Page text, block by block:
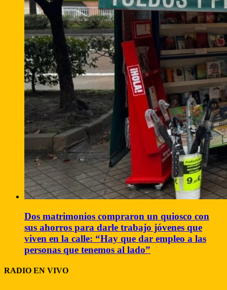
Dos matrimonios compraron un quiosco con
sus ahorros para darle trabajo jóvenes que
viven en la calle: “Hay que dar empleo a las
personas que tenemos al lado”
RADIO EN VIVO